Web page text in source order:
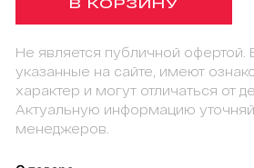
Не является публичной офертой.
указанные на сайте, имеют
характер и могут отличаться от
Актуальную информацию
менеджеров.